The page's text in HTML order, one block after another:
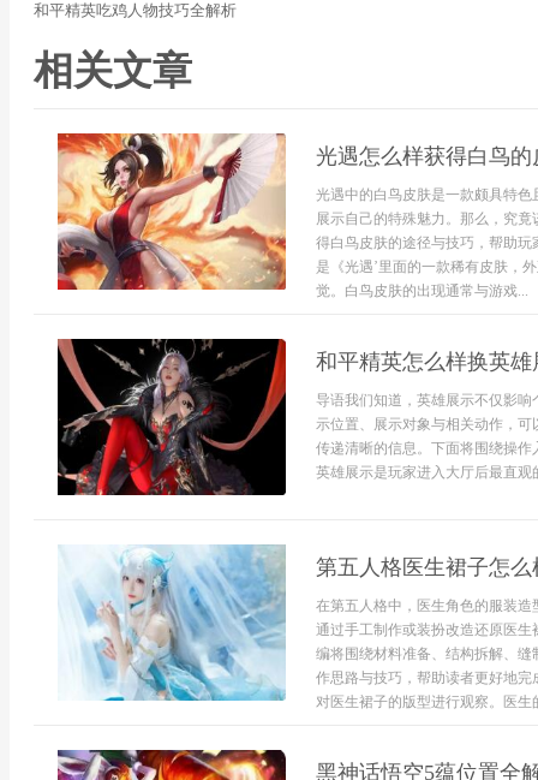
和平精英吃鸡人物技巧全解析
相关文章
光遇怎么样获得白鸟的
光遇中的白鸟皮肤是一款颇具特
展示自己的特殊魅力。那么，究
得白鸟皮肤的途径与技巧，帮助
是《光遇’里面的一款稀有皮肤，
觉。白鸟皮肤的出现通常与游戏...
和平精英怎么样换英雄
导语我们知道，英雄展示不仅影
示位置、展示对象与相关动作，
传递清晰的信息。下面将围绕操
英雄展示是玩家进入大厅后最直观
第五人格医生裙子怎么
在第五人格中，医生角色的服装
通过手工制作或装扮改造还原医
编将围绕材料准备、结构拆解、
作思路与技巧，帮助读者更好地
对医生裙子的版型进行观察。医生
黑神话悟空5蕴位置全